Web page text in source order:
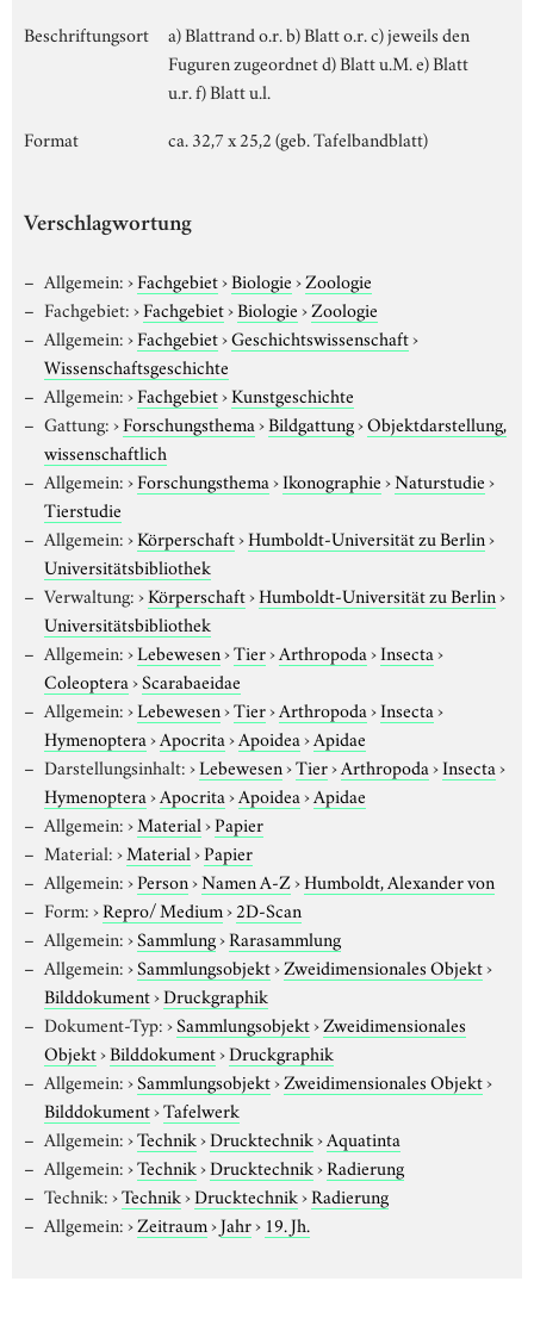
Beschriftungsort
a) Blattrand o.r. b) Blatt o.r. c) jeweils den
Fuguren zugeordnet d) Blatt u.M. e) Blatt
u.r. f) Blatt u.l.
Format
ca. 32,7 x 25,2 (geb. Tafelbandblatt)
Verschlagwortung
Allgemein:›Fachgebiet›Biologie›Zoologie
Fachgebiet:›Fachgebiet›Biologie›Zoologie
Allgemein:›Fachgebiet›Geschichtswissenschaft›
Wissenschaftsgeschichte
Allgemein:›Fachgebiet›Kunstgeschichte
Gattung:›Forschungsthema›Bildgattung›Objektdarstellung,
wissenschaftlich
Allgemein:›Forschungsthema›Ikonographie›Naturstudie›
Tierstudie
Allgemein:›Körperschaft›Humboldt-Universität zu Berlin›
Universitätsbibliothek
Verwaltung:›Körperschaft›Humboldt-Universität zu Berlin›
Universitätsbibliothek
Allgemein:›Lebewesen›Tier›Arthropoda›Insecta›
Coleoptera›Scarabaeidae
Allgemein:›Lebewesen›Tier›Arthropoda›Insecta›
Hymenoptera›Apocrita›Apoidea›Apidae
Darstellungsinhalt:›Lebewesen›Tier›Arthropoda›Insecta›
Hymenoptera›Apocrita›Apoidea›Apidae
Allgemein:›Material›Papier
Material:›Material›Papier
Allgemein:›Person›Namen A-Z›Humboldt, Alexander von
Form:›Repro/ Medium›2D-Scan
Allgemein:›Sammlung›Rarasammlung
Allgemein:›Sammlungsobjekt›Zweidimensionales Objekt›
Bilddokument›Druckgraphik
Dokument-Typ:›Sammlungsobjekt›Zweidimensionales
Objekt›Bilddokument›Druckgraphik
Allgemein:›Sammlungsobjekt›Zweidimensionales Objekt›
Bilddokument›Tafelwerk
Allgemein:›Technik›Drucktechnik›Aquatinta
Allgemein:›Technik›Drucktechnik›Radierung
Technik:›Technik›Drucktechnik›Radierung
Allgemein:›Zeitraum›Jahr› 19. Jh.